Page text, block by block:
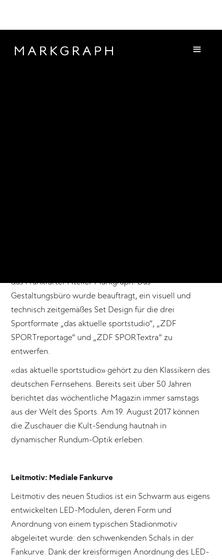
ANPFIFF FÜR EIN
das Frankfurter Atelier Markgraph. Das
Gestaltungsbüro wurde beauftragt, ein visuell und
technisch zeitgemäßes Set Design für die drei
Sportformate „das aktuelle sportstudio“, „ZDF
SPORTreportage“ und „ZDF SPORTextra“ zu
entwerfen.
«das aktuelle sportstudio» gehört zu den Klassikern des
deutschen Fernsehens. Bereits seit über 50 Jahren
berichtet das wöchentliche Magazin immer samstags
aus der Welt des Sports. Am 19. August 2017 können
die Zuschauer die Kult-Sendung hautnah in
dynamischer Rundum-Optik erleben.
Leitmotiv: Mediale Fankurve
Leitmotiv des neuen Studios ist ein Schwarm aus eigens
entwickelten LED-Modulen, deren Form und
Anordnung von einem typischen Stadionmotiv
abgeleitet wurde: den schwenkenden Schals in der
Fankurve. Dank der kreisförmigen Anordnung des LED-